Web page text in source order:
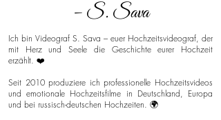
– S. Sava
Ich bin Videograf S. Sava – euer Hochzeitsvideograf, der
mit Herz und Seele die Geschichte eurer Hochzeit
erzählt. ❤️
Seit 2010 produziere ich professionelle Hochzeitsvideos
und emotionale Hochzeitsfilme in Deutschland, Europa
und bei russisch-deutschen Hochzeiten. 🌍